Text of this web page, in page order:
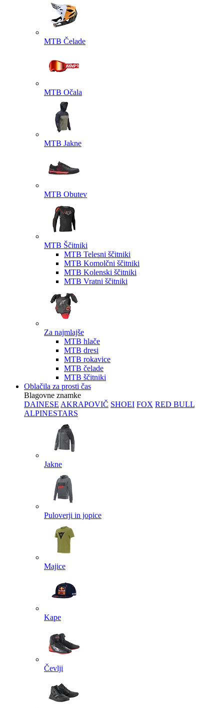
MTB Čelade
MTB Očala
MTB Jakne
MTB Obutev
MTB Ščitniki
MTB Telesni ščitniki
MTB Komolčni ščitniki
MTB Kolenski ščitniki
MTB Vratni ščitniki
Za najmlajše
MTB hlače
MTB dresi
MTB rokavice
MTB čelade
MTB ščitniki
Oblačila za prosti čas
Blagovne znamke
DAINESE AKRAPOVIČ SHOEI FOX RED BULL
ALPINESTARS
Jakne
Puloverji in jopice
Majice
Kape
Čevlji